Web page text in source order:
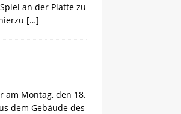
an der Platte zu
[…]
am Montag, den 18.
dem Gebäude des